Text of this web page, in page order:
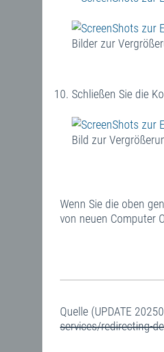
Bilder zur
Schließen Sie die
Bild zur
Wenn Sie die oben
von neuen Computer
Quelle (UPDATE
services/redirecting-